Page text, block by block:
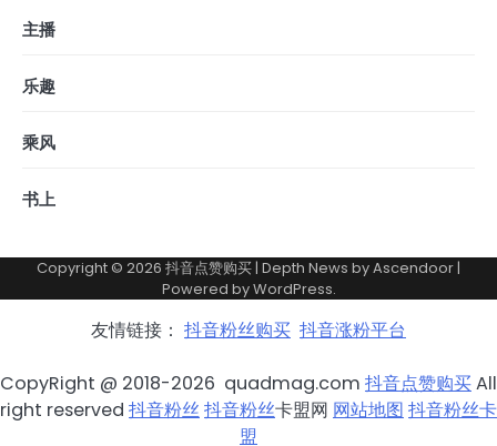
主播
乐趣
乘风
书上
Copyright © 2026 抖音点赞购买| Depth News byAscendoor|
Powered byWordPress.
友情链接： 抖音粉丝购买 抖音涨粉平台
CopyRight @ 2018-2026 quadmag.com 抖音点赞购买All
right reserved 抖音粉丝抖音粉丝卡盟网 网站地图 抖音粉丝卡
盟